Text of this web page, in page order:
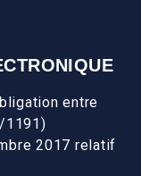
entre
1191)
2017 relatif